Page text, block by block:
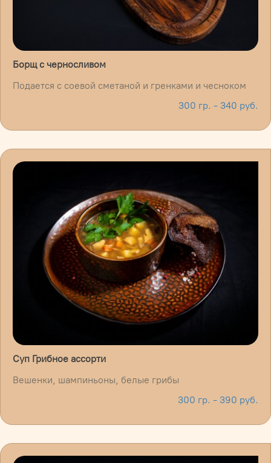
Борщ с черносливом
Подается с соевой сметаной и гренками и чесноком
300 гр. - 340 руб.
Суп Грибное ассорти
Вешенки, шампиньоны, белые грибы
300 гр. - 390 руб.